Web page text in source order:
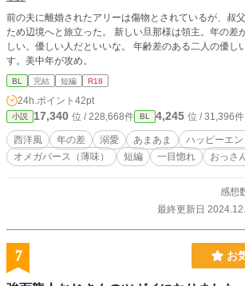
前の夫に離婚されたアリーは傷物とされているが、叔
ため辺境へと旅立った。 新しい旦那様は領主。年の差
しい。優しい人だといいな。 年齢差のある二人の優し
す。美中年が攻め。
BL 完結 短編 R18
24h.ポイント 42pt
小説 17,340 位 / 228,668件 BL 4,245 位 / 31,396件
西洋風 年の差 溺愛 あまあま
ハッピーエン
オメガバース（薄味）
短編 一目惚れ おっさ
感想
最終更新日
7 お